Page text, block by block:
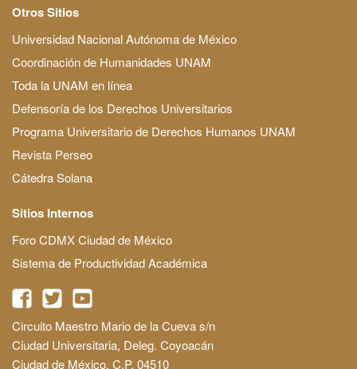
Otros Sitios
Universidad Nacional Autónoma de México
Coordinación de Humanidades UNAM
Toda la UNAM en línea
Defensoría de los Derechos Universitarios
Programa Universitario de Derechos Humanos UNAM
Revista Perseo
Cátedra Solana
Sitios Internos
Foro CDMX Ciudad de México
Sistema de Productividad Académica
Circuito Maestro Mario de la Cueva s/n
Ciudad Universitaria, Deleg. Coyoacán
Ciudad de México, C.P. 04510